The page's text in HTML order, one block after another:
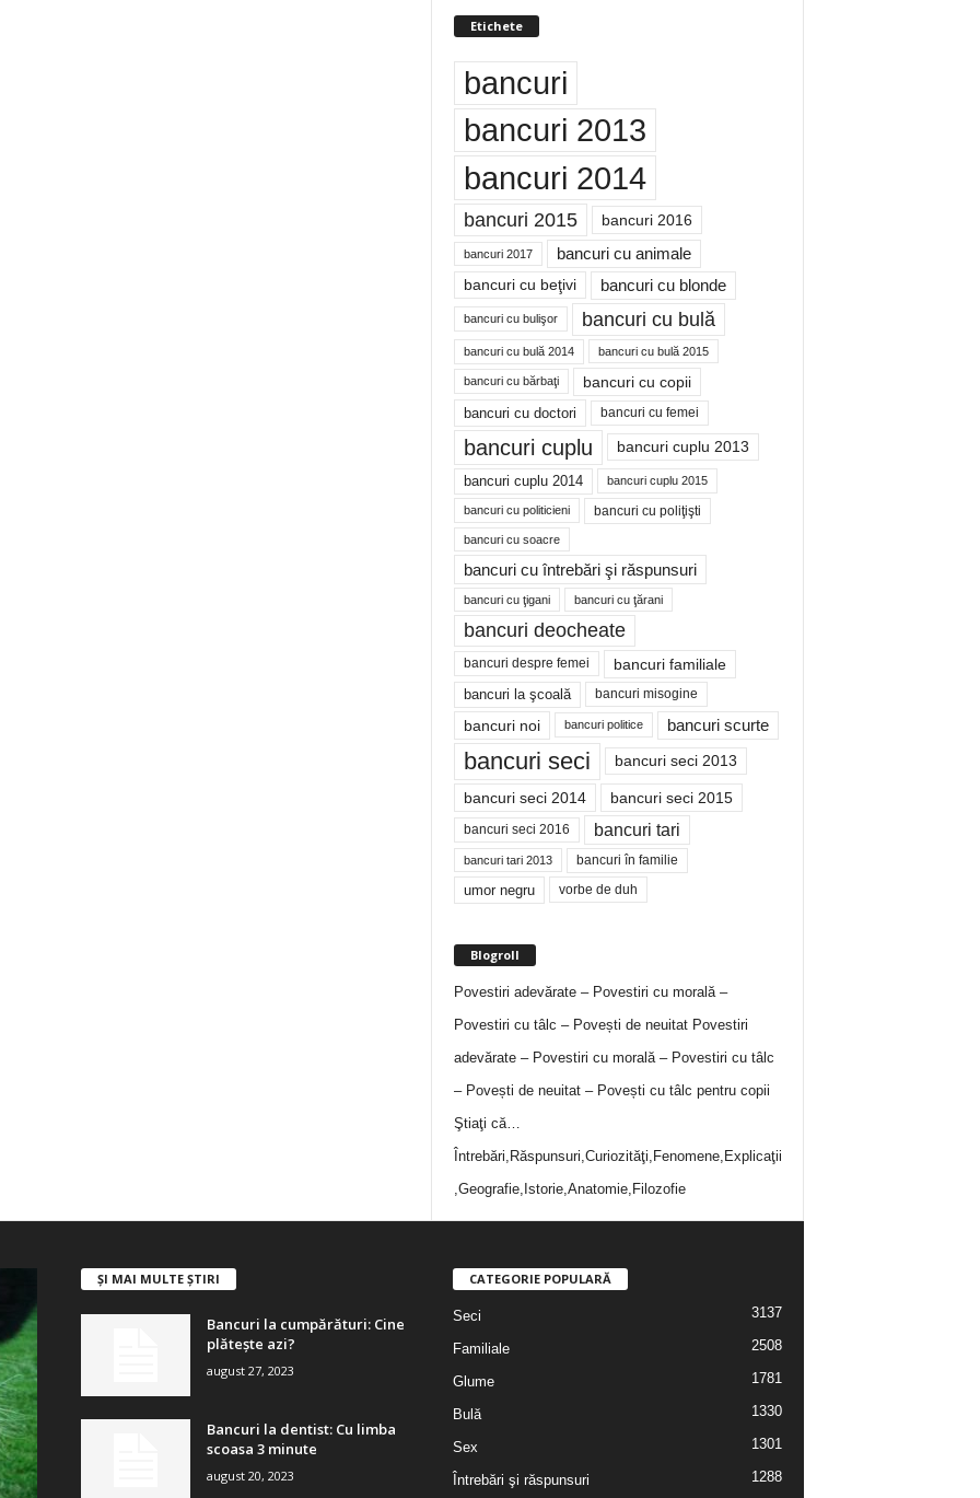
Etichete
bancuri
bancuri 2013
bancuri 2014
bancuri 2015 bancuri 2016
bancuri 2017 bancuri cu animale
bancuri cu beţivi bancuri cu blonde
bancuri cu bulişor bancuri cu bulă
bancuri cu bulă 2014 bancuri cu bulă 2015
bancuri cu bărbaţi bancuri cu copii
bancuri cu doctori bancuri cu femei
bancuri cuplu bancuri cuplu 2013
bancuri cuplu 2014 bancuri cuplu 2015
bancuri cu politicieni bancuri cu poliţişti
bancuri cu soacre
bancuri cu întrebări şi răspunsuri
bancuri cu ţigani bancuri cu ţărani
bancuri deocheate
bancuri despre femei bancuri familiale
bancuri la şcoală bancuri misogine
bancuri noi bancuri politice bancuri scurte
bancuri seci bancuri seci 2013
bancuri seci 2014 bancuri seci 2015
bancuri seci 2016 bancuri tari
bancuri tari 2013 bancuri în familie
umor negru vorbe de duh
Blogroll
Povestiri adevărate – Povestiri cu morală –
Povestiri cu tâlc – Povești de neuitatPovestiri
adevărate – Povestiri cu morală – Povestiri cu tâlc
– Povești de neuitat – Povești cu tâlc pentru copii
Ştiaţi că…
Întrebări,Răspunsuri,Curiozităţi,Fenomene,Explicaţii
,Geografie,Istorie,Anatomie,Filozofie
ȘI MAI MULTE ȘTIRI
Bancuri la cumpărături: Cine
plătește azi?
august 27, 2023
Bancuri la dentist: Cu limba
scoasa 3 minute
august 20, 2023
CATEGORIE POPULARĂ
Seci 3137
Familiale 2508
Glume 1781
Bulă 1330
Sex 1301
Întrebări şi răspunsuri 1288